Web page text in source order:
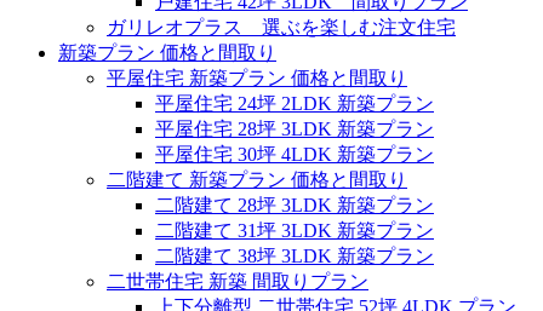
ガリレオプラス 選ぶを楽しむ注文住宅
新築プラン 価格と間取り
平屋住宅 新築プラン 価格と間取り
平屋住宅 24坪 2LDK 新築プラン
平屋住宅 28坪 3LDK 新築プラン
平屋住宅 30坪 4LDK 新築プラン
二階建て 新築プラン 価格と間取り
二階建て 28坪 3LDK 新築プラン
二階建て 31坪 3LDK 新築プラン
二階建て 38坪 3LDK 新築プラン
二世帯住宅 新築 間取りプラン